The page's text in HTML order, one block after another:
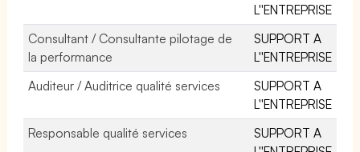
L''ENTREPRISE
Consultant / Consultante pilotage de
la performance
SUPPORT A
L''ENTREPRISE
Auditeur / Auditrice qualité services
SUPPORT A
L''ENTREPRISE
Responsable qualité services
SUPPORT A